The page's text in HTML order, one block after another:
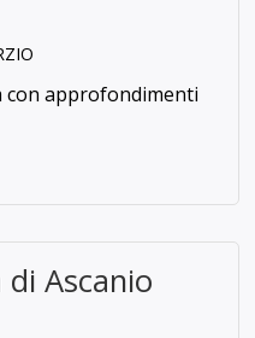
con approfondimenti
di Ascanio